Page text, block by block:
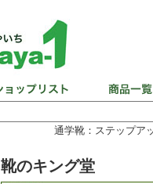
通学靴：ステップア
靴のキング堂